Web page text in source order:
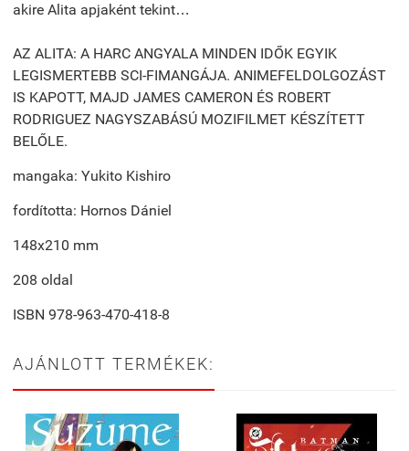
akire Alita apjaként tekint…
AZ ALITA: A HARC ANGYALA MINDEN IDŐK EGYIK
LEGISMERTEBB SCI-FIMANGÁJA. ANIMEFELDOLGOZÁST
IS KAPOTT, MAJD JAMES CAMERON ÉS ROBERT
RODRIGUEZ NAGYSZABÁSÚ MOZIFILMET KÉSZÍTETT
BELŐLE.
mangaka: Yukito Kishiro
fordította: Hornos Dániel
148x210 mm
208 oldal
ISBN 978-963-470-418-8
AJÁNLOTT TERMÉKEK: